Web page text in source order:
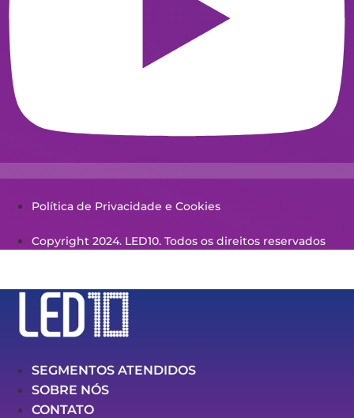
Política de Privacidade e Cookies
Copyright 2024. LED10. Todos os direitos reservados
SEGMENTOS ATENDIDOS
SOBRE NÓS
CONTATO